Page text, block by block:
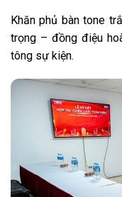
Khăn phủ bàn tone
trọng – đồng điệu
tông sự kiện.